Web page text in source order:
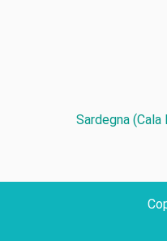
Sardegna (Cala